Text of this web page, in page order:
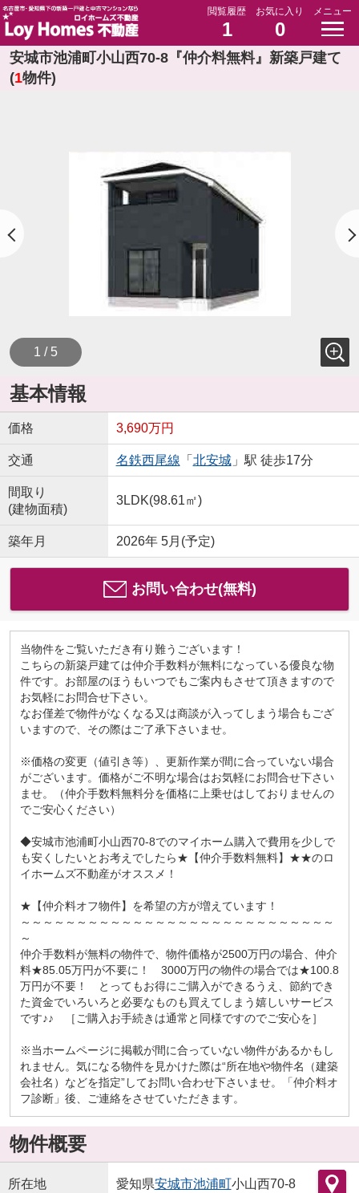
閲覧履歴
1
お気に入り
0
メニュー
安城市池浦町小山西70-8『仲介料無料』新築戸建て
(1物件)
1 / 5
基本情報
価格 3,690万円
交通 名鉄西尾線 「 北安城」駅 徒歩17分
間取り
(建物面積)
3LDK(98.61㎡)
築年月 2026年 5月(予定)
お問い合わせ(無料)
当物件をご覧いただき有り難うございます！
こちらの新築戸建ては仲介手数料が無料になっている優良な物
件です。お部屋のほうもいつでもご案内もさせて頂きますので
お気軽にお問合せ下さい。
なお僅差で物件がなくなる又は商談が入ってしまう場合もござ
いますので、その際はご了承下さいませ。
※価格の変更（値引き等）、更新作業が間に合っていない場合
がございます。価格がご不明な場合はお気軽にお問合せ下さい
ませ。（仲介手数料無料分を価格に上乗せはしておりませんの
でご安心ください）
◆安城市池浦町小山西70-8でのマイホーム購入で費用を少しで
も安くしたいとお考えでしたら★【仲介手数料無料】★★のロ
イホームズ不動産がオススメ！
★【仲介料オフ物件】を希望の方が増えています！
～～～～～～～～～～～～～～～～～～～～～～～～～～～～
～
仲介手数料が無料の物件で、物件価格が2500万円の場合、仲介
料★85.05万円が不要に！ 3000万円の物件の場合では★100.8
万円が不要！ とってもお得にご購入ができるうえ、節約でき
た資金でいろいろと必要なものも買えてしまう嬉しいサービス
です♪♪ ［ご購入お手続きは通常と同様ですのでご安心を］
※当ホームページに掲載が間に合っていない物件があるかもし
れません。気になる物件を見かけた際は“所在地や物件名（建築
会社名）などを指定”してお問い合わせ下さいませ。「仲介料オ
フ診断」後、ご連絡をさせていただきます。
物件概要
所在地 愛知県安城市池浦町小山西70-8